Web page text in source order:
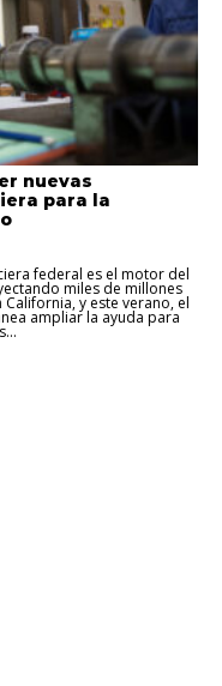
nuevas
para la
federal es el motor del
miles de millones
y este verano, el
ampliar la ayuda para